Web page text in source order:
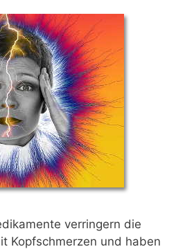
verringern die
Kopfschmerzen und haben